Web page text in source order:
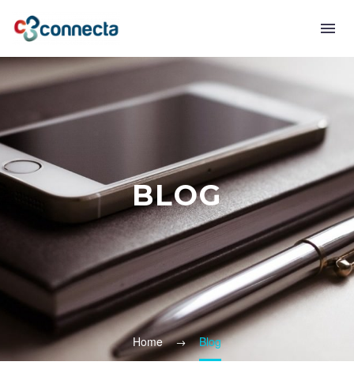
BLOG
Home Blog